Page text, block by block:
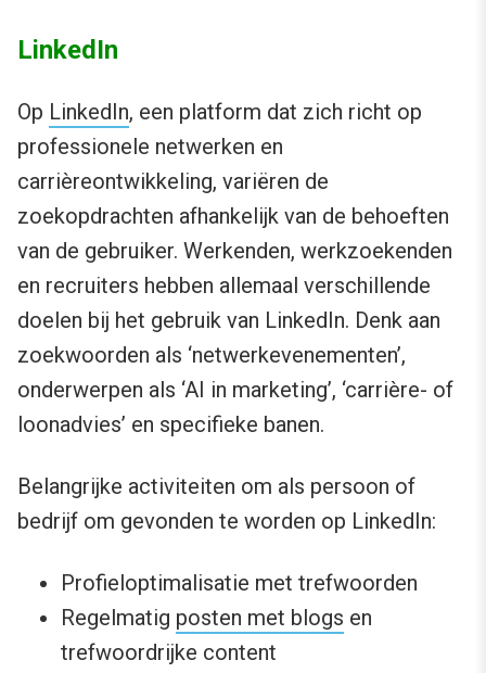
LinkedIn
Op LinkedIn, een platform dat zich richt op
professionele netwerken en
carrièreontwikkeling, variëren de
zoekopdrachten afhankelijk van de behoeften
van de gebruiker. Werkenden, werkzoekenden
en recruiters hebben allemaal verschillende
doelen bij het gebruik van LinkedIn. Denk aan
zoekwoorden als ‘netwerkevenementen’,
onderwerpen als ‘AI in marketing’, ‘carrière- of
loonadvies’ en specifieke banen.
Belangrijke activiteiten om als persoon of
bedrijf om gevonden te worden op LinkedIn:
Profieloptimalisatie met trefwoorden
Regelmatig posten met blogs en
trefwoordrijke content